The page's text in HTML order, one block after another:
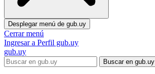
Desplegar menú de gub.uy
Cerrar menú
Ingresar a Perfil gub.uy
gub.uy
Buscar en gub.uy